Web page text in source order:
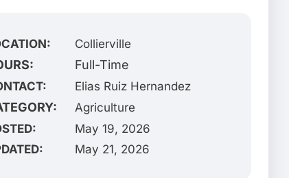
Collierville
Full-Time
Elias Ruiz Hernandez
Agriculture
May 19, 2026
May 21, 2026